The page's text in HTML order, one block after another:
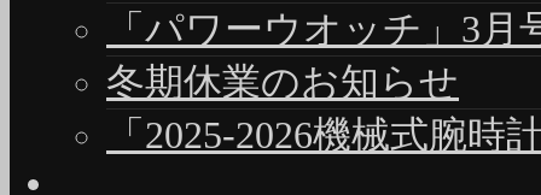
「パワーウオッチ」3月
冬期休業のお知らせ
「2025-2026機械式腕時